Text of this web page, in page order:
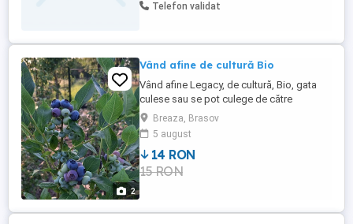
Telefon validat
2
Vând afine de cultură Bio
Vând afine Legacy, de cultură, Bio, gata
culese sau se pot culege de către
cumpărător direct din grădină și cireșe
direct din pom. Mai multe detalii la telefon.
Locația se află la Breaza de Făgăraș Tel:
Breaza, Brasov
5 august
14 RON
15 RON